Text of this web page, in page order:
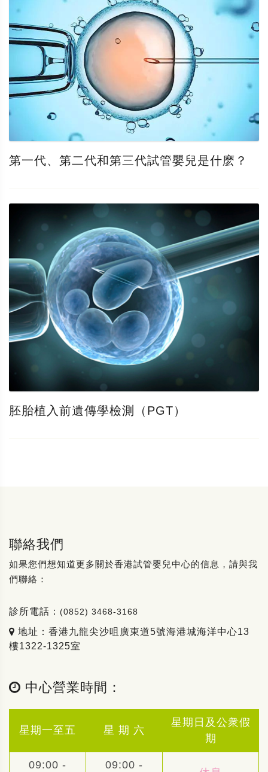
第一代、第二代和第三代試管嬰兒是什麽？
胚胎植入前遺傳學檢測（PGT）
聯絡我們
如果您們想知道更多關於香港試管嬰兒中心的信息，請與我
們聯絡：
診所電話： (0852) 3468-3168
地址：香港九龍尖沙咀廣東道5號海港城海洋中心13
樓1322-1325室
中心營業時間：
星期一至五 星 期 六
星期日及公衆假
期
09:00 - 09:00 -